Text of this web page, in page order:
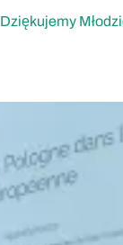
Dziękujemy